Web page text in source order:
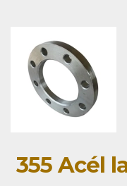
355 Acél